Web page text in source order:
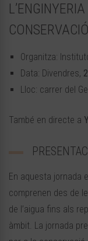
Organitza:
Data: Divendres,
Lloc: carrer del
També en directe a
En aquesta jornada
comprenen des de
de l’aigua fins als
àmbit. La jornada